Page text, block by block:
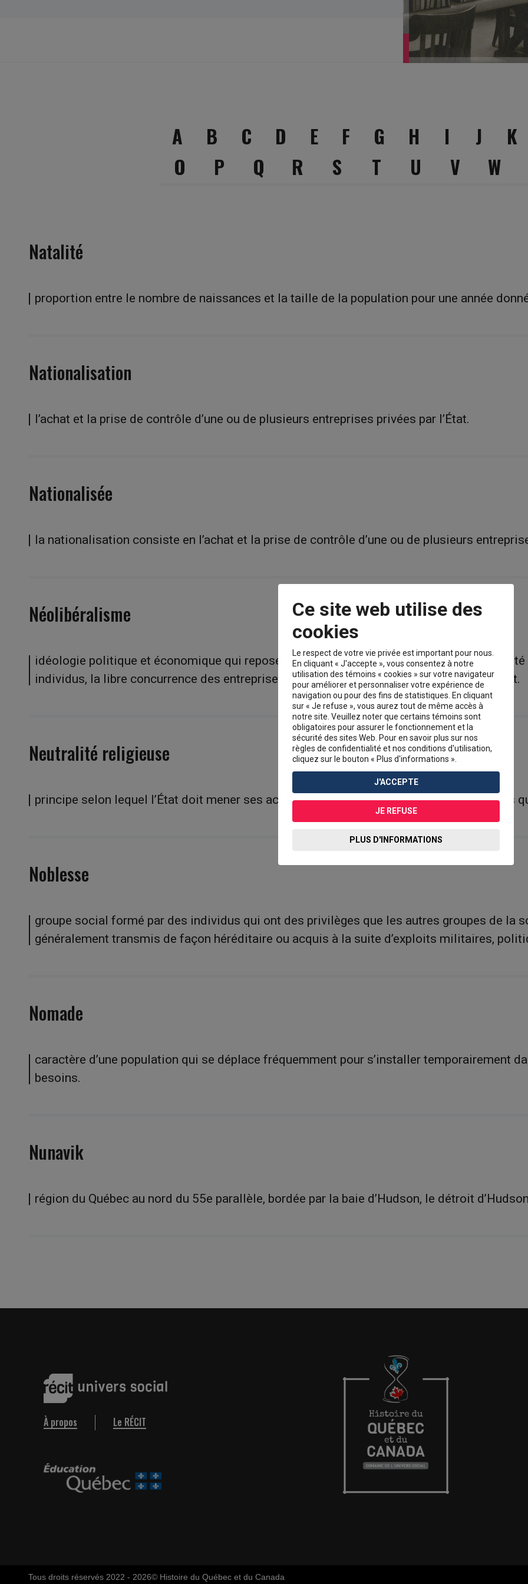
A B C D E F G H I J
K
O
P Q R S T U V W
Natalité
proportion entre le nombre de naissances et la taille de la population pour une année
Nationalisation
l’achat et la prise de contrôle d’une ou de plusieurs entreprises privées par l’État.
Nationalisée
la nationalisation consiste en l’achat et la prise de contrôle d’une ou de plusieurs
Néolibéralisme
idéologie politique et économique qui repose sur l’idée que l’enrichissement d’une
individus, la libre concurrence des entreprises et la diminution des interventions de l’État.
Neutralité religieuse
principe selon lequel l’État doit mener ses activités en ne favorisant aucune religion plus
Noblesse
groupe social formé par des individus qui ont des privilèges que les autres groupes de la
généralement transmis de façon héréditaire ou acquis à la suite d’exploits militaires,
Nomade
caractère d’une population qui se déplace fréquemment pour s’installer temporairement
besoins.
Nunavik
région du Québec au nord du 55e parallèle, bordée par la baie d’Hudson, le détroit
À propos Le RÉCIT
Tous droits réservés 2022 - 2026© Histoire du Québec et du Canada
Ce site web utilise des
cookies
Le respect de votre vie privée est important pour nous.
En cliquant « J'accepte », vous consentez à notre
utilisation des témoins « cookies » sur votre navigateur
pour améliorer et personnaliser votre expérience de
navigation ou pour des fins de statistiques. En cliquant
sur « Je refuse », vous aurez tout de même accès à
notre site. Veuillez noter que certains témoins sont
obligatoires pour assurer le fonctionnement et la
sécurité des sites Web. Pour en savoir plus sur nos
règles de confidentialité et nos conditions d'utilisation,
cliquez sur le bouton « Plus d'informations ».
J'ACCEPTE
JE REFUSE
PLUS D'INFORMATIONS